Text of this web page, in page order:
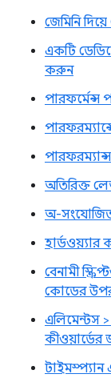
জেমিনি
একটি
করুন
পারফর্মেন্স
অতিরিক্ত
অ-সংযোজিত
হার্ডওয়্যার
বেনামী
কোডের
এলিমেন্টস
টাইমস্প্যান